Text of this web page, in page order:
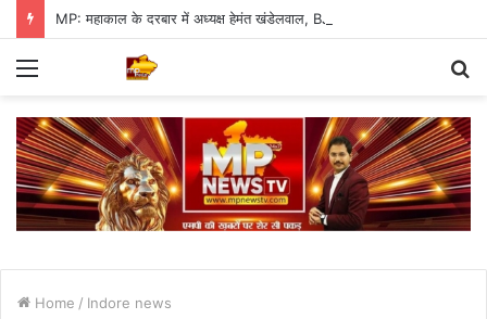
Home / Indore news